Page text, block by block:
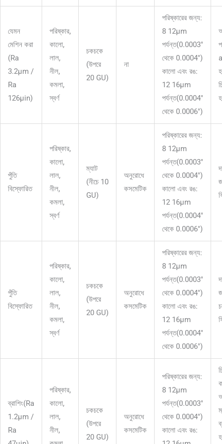
যেমন
মেশিন করা
(Ra
3.2μm /
Ra
126μin)
পরিষ্কার,
কালো,
লাল,
নীল,
কমলা,
স্বর্ণ
চকচকে
(উপরে
20 GU)
না
পরিষ্কারের জন্য:
8 12μm
পর্যন্ত(0.0003"
থেকে 0.0004")
কালো এবং রঙ:
12 16μm
পর্যন্ত(0.0004"
থেকে 0.0006")
পুঁতি
বিস্ফোরিত
পরিষ্কার,
কালো,
লাল,
নীল,
কমলা,
স্বর্ণ
ম্যাট
(নীচে 10
GU)
অনুরোধে
কসমেটিক
পরিষ্কারের জন্য:
8 12μm
পর্যন্ত(0.0003"
থেকে 0.0004")
কালো এবং রঙ:
12 16μm
পর্যন্ত(0.0004"
থেকে 0.0006")
পুঁতি
বিস্ফোরিত
পরিষ্কার,
কালো,
লাল,
নীল,
কমলা,
স্বর্ণ
চকচকে
(উপরে
20 GU)
অনুরোধে
কসমেটিক
পরিষ্কারের জন্য:
8 12μm
পর্যন্ত(0.0003"
থেকে 0.0004")
কালো এবং রঙ:
12 16μm
পর্যন্ত(0.0004"
থেকে 0.0006")
ব্রাশিং(Ra
1.2μm /
Ra
পরিষ্কার,
কালো,
লাল,
নীল,
চকচকে
(উপরে
20 GU)
অনুরোধে
কসমেটিক
পরিষ্কারের জন্য:
8 12μm
পর্যন্ত(0.0003"
থেকে 0.0004")
কালো এবং রঙ: